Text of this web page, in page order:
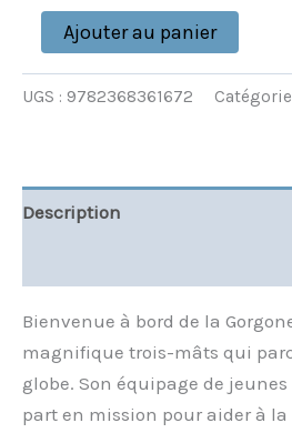
Ajouter au panier
UGS : 9782368361672
Description
Bienvenue à bord de la
magnifique trois-mâts qui
globe. Son équipage de
part en mission pour aider à la